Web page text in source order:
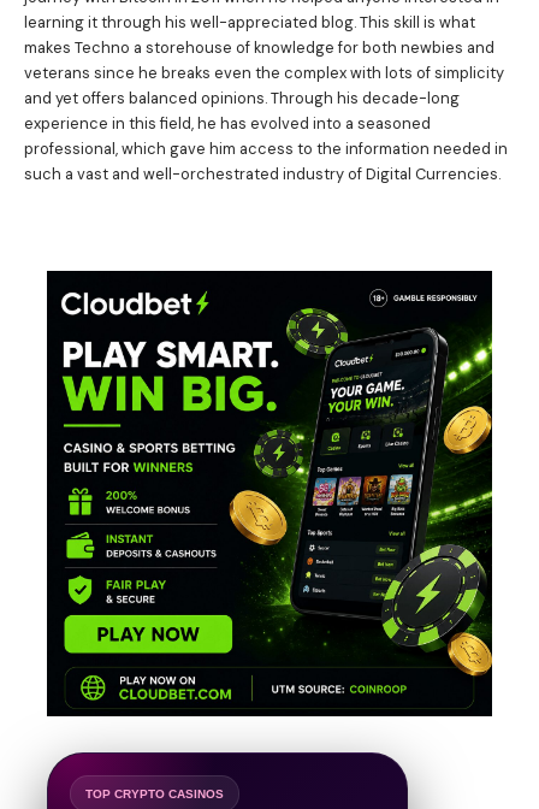
learning it through his well-appreciated blog. This skill is what
makes Techno a storehouse of knowledge for both newbies and
veterans since he breaks even the complex with lots of simplicity
and yet offers balanced opinions. Through his decade-long
experience in this field, he has evolved into a seasoned
professional, which gave him access to the information needed in
such a vast and well-orchestrated industry of Digital Currencies.
TOP CRYPTO CASINOS